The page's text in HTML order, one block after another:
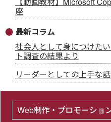
座
最新コラム
社会人として身につけた
ト調査の結果より
リーダーとしての上手な
Web制作・プロモーショ